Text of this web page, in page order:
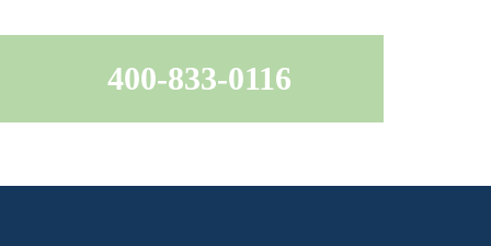
400-833-0116